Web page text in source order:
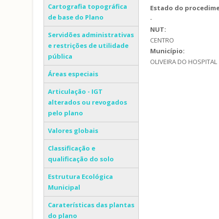
Cartografia topográfica
de base do Plano
Servidões administrativas
e restrições de utilidade
pública
Áreas especiais
Articulação - IGT
alterados ou revogados
pelo plano
Valores globais
Classificação e
qualificação do solo
Estrutura Ecológica
Municipal
Caraterísticas das plantas
do plano
Estado do
-
NUT:
CENTRO
Município:
OLIVEIRA DO HOSPITAL